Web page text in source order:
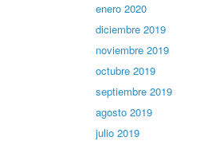
enero 2020
diciembre 2019
noviembre 2019
octubre 2019
septiembre 2019
agosto 2019
julio 2019